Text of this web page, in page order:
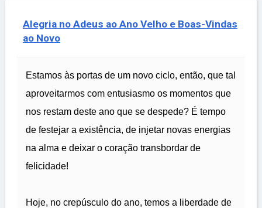
Alegria no Adeus ao Ano Velho e Boas-Vindas
ao Novo
Estamos às portas de um novo ciclo, então, que tal
aproveitarmos com entusiasmo os momentos que
nos restam deste ano que se despede? É tempo
de festejar a existência, de injetar novas energias
na alma e deixar o coração transbordar de
felicidade!
Hoje, no crepúsculo do ano, temos a liberdade de